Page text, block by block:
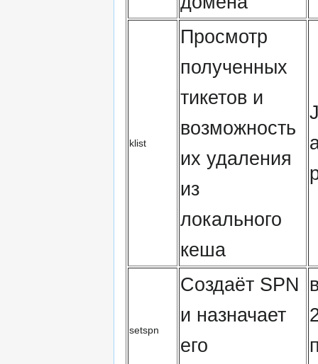
klist
Просмотр
полученных
тикетов и
возможность
их удаления
из
локального
кеша
setspn
Создаёт SPN
и назначает
его